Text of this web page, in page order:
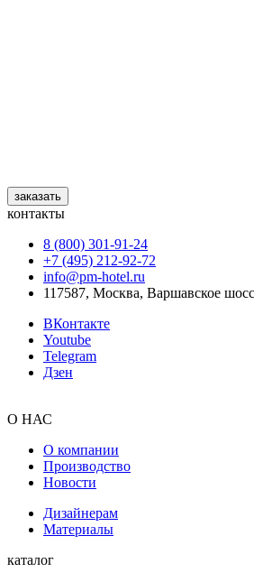
заказать
контакты
8 (800) 301‑91‑24
+7 (495) 212‑92‑72
info@pm-hotel.ru
117587, Москва, Варшавское
ВКонтакте
Youtube
Telegram
Дзен
О НАС
О компании
Производство
Новости
Дизайнерам
Материалы
каталог